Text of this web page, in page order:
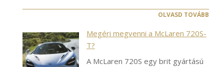
OLVASD TOVÁBB
Megéri megvenni a McLaren 720S-
T?
A McLaren 720S egy brit gyártású